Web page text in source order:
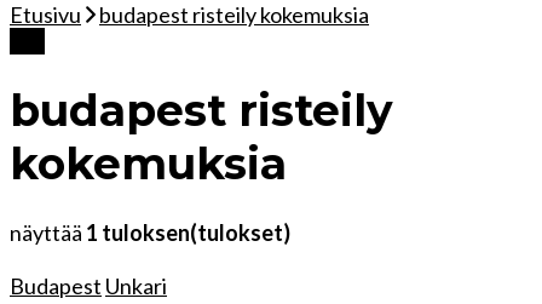
Etusivu
budapest risteily kokemuksia
budapest risteily
kokemuksia
näyttää 1 tuloksen(tulokset)
Budapest Unkari